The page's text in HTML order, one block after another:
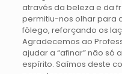
através da beleza e da
permitiu-nos olhar para
fôlego, reforçando os
Agradecemos ao
ajudar a “afinar” não só
espírito. Saímos deste